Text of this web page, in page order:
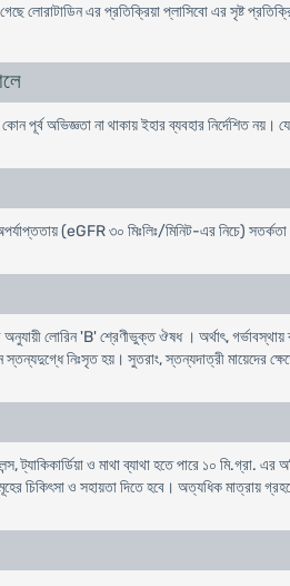
লােরাটাডিন এর প্রতিক্রিয়া প্লাসিবো এর সৃষ্ট
কোন পূর্ব অভিজ্ঞতা না থাকায় ইহার ব্যবহার নির্দেশিত
(eGFR ৩০ মিঃলিঃ/মিনিট-এর নিচে)
লোরিন 'B' শ্রেণীভুক্ত ঔষধ । অর্থাৎ, গর্ভাবস্থায়
নিঃসৃত হয়। সুতরাং, স্তন্যদাত্রী মায়েদের
ট্যাকিকার্ডিয়া ও মাথা ব্যাথা হতে পারে ১০
চিকিৎসা ও সহায়তা দিতে হবে। অত্যধিক মাত্রায়